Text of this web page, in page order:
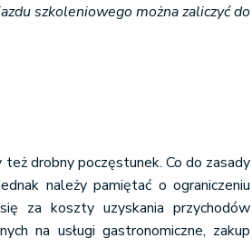
szkoleniowego można zaliczyć do
drobny poczęstunek. Co do zasady
należy pamiętać o ograniczeniu
za koszty uzyskania przychodów
na usługi gastronomiczne, zakup